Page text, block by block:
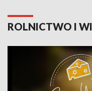
ROLNICTWO I